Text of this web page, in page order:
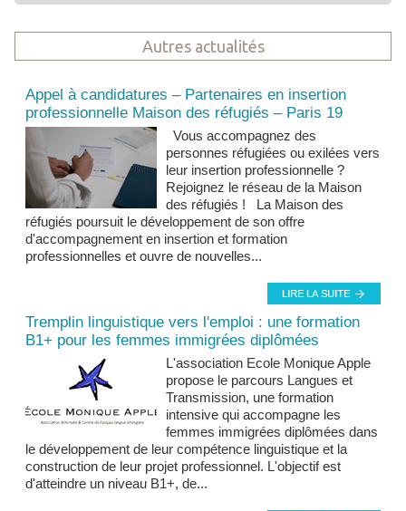
Autres actualités
Appel à candidatures – Partenaires en insertion
professionnelle Maison des réfugiés – Paris 19
Vous accompagnez des
personnes réfugiées ou exilées vers
leur insertion professionnelle ?
Rejoignez le réseau de la Maison
des réfugiés ! La Maison des
réfugiés poursuit le développement de son offre
d'accompagnement en insertion et formation
professionnelles et ouvre de nouvelles...
Tremplin linguistique vers l'emploi : une formation
B1+ pour les femmes immigrées diplômées
L'association Ecole Monique Apple
propose le parcours Langues et
Transmission, une formation
intensive qui accompagne les
femmes immigrées diplômées dans
le développement de leur compétence linguistique et la
construction de leur projet professionnel. L'objectif est
d'atteindre un niveau B1+, de...